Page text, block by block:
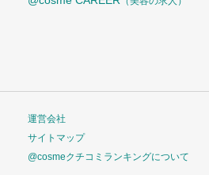
運営会社
サイトマップ
@cosmeクチコミランキングについて